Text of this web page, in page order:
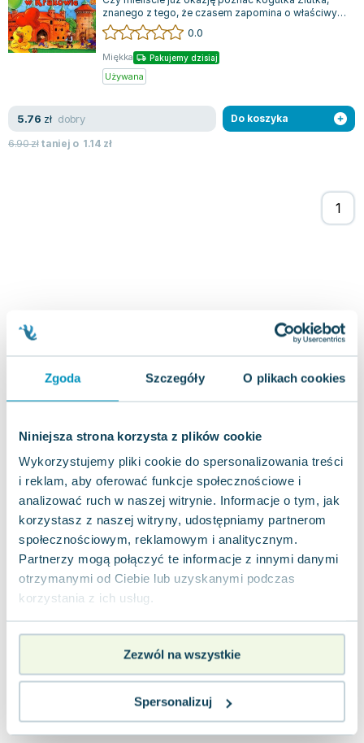
Zgoda Szczegóły O plikach cookies
Niniejsza strona korzysta z plików cookie
Wykorzystujemy pliki cookie do spersonalizowania treści
i reklam, aby oferować funkcje społecznościowe i
analizować ruch w naszej witrynie. Informacje o tym, jak
korzystasz z naszej witryny, udostępniamy partnerom
społecznościowym, reklamowym i analitycznym.
Partnerzy mogą połączyć te informacje z innymi danymi
otrzymanymi od Ciebie lub uzyskanymi podczas
korzystania z ich usług.
Zezwól na wszystkie
Spersonalizuj
Joseph Murphy
Jan Sztaudynger
Aleksander Puszkin
Maddie Ziegler
Leszek Czarnecki
Terry Pratchett
Lorraine Warren
Jacek Walkiewicz
znanego z tego, że czasem zapomina o właściwym
zachowaniu, co prowadzi go do wielu...
0.0
Miękka Pakujemy dzisiaj
Używana
5.76 zł dobry
6.90złtaniej o 1.14 zł
Do koszyka